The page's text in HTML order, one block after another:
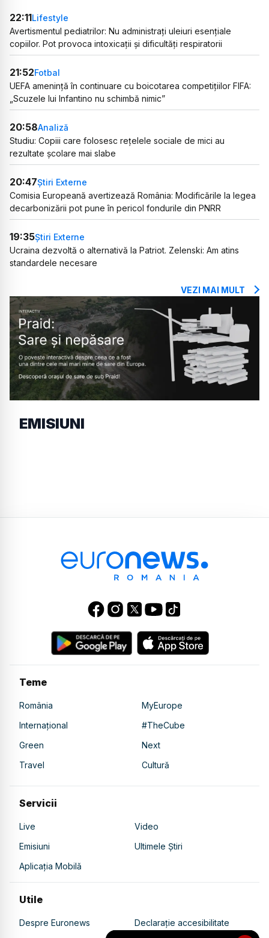
22:11Lifestyle
Avertismentul pediatrilor: Nu administrați uleiuri esențiale
copiilor. Pot provoca intoxicații și dificultăți respiratorii
21:52Fotbal
UEFA amenință în continuare cu boicotarea competițiilor FIFA:
„Scuzele lui Infantino nu schimbă nimic”
20:58Analiză
Studiu: Copiii care folosesc rețelele sociale de mici au
rezultate școlare mai slabe
20:47Știri Externe
Comisia Europeană avertizează România: Modificările la legea
decarbonizării pot pune în pericol fondurile din PNRR
19:35Știri Externe
Ucraina dezvoltă o alternativă la Patriot. Zelenski: Am atins
standardele necesare
VEZI MAI MULT
EMISIUNI
Teme
România
MyEurope
Internațional
#TheCube
Green
Next
Travel
Cultură
Servicii
Live
Video
Emisiuni
Ultimele Știri
Aplicația Mobilă
Utile
Despre Euronews
Declarație accesibilitate